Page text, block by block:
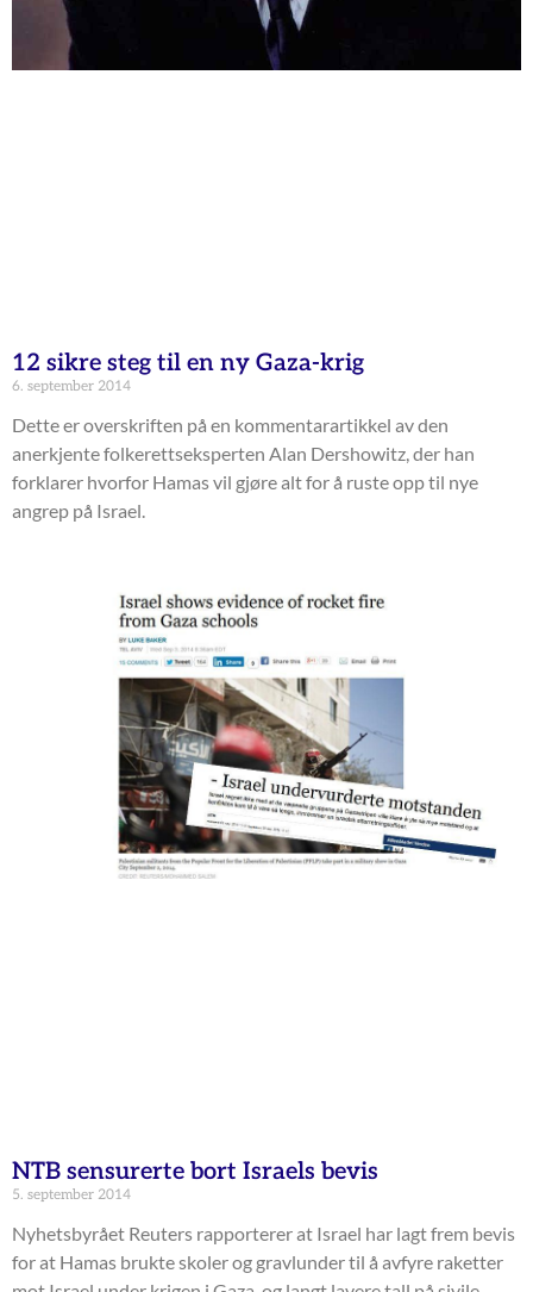
12 sikre steg til en ny Gaza-krig
6. september 2014
Dette er overskriften på en kommentarartikkel av den
anerkjente folkerettseksperten Alan Dershowitz, der han
forklarer hvorfor Hamas vil gjøre alt for å ruste opp til nye
angrep på Israel.
NTB sensurerte bort Israels bevis
5. september 2014
Nyhetsbyrået Reuters rapporterer at Israel har lagt frem bevis
for at Hamas brukte skoler og gravlunder til å avfyre raketter